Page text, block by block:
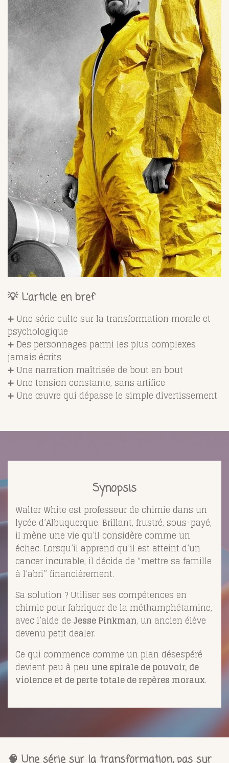
💡 L’article en bref
➕ Une série culte sur la transformation morale et
psychologique
➕ Des personnages parmi les plus complexes
jamais écrits
➕ Une narration maîtrisée de bout en bout
➕ Une tension constante, sans artifice
➕ Une œuvre qui dépasse le simple divertissement
Synopsis
Walter White est professeur de chimie dans un
lycée d’Albuquerque. Brillant, frustré, sous-payé,
il mène une vie qu’il considère comme un
échec. Lorsqu’il apprend qu’il est atteint d’un
cancer incurable, il décide de “mettre sa famille
à l’abri” financièrement.
Sa solution ? Utiliser ses compétences en
chimie pour fabriquer de la méthamphétamine,
avec l’aide de Jesse Pinkman, un ancien élève
devenu petit dealer.
Ce qui commence comme un plan désespéré
devient peu à peu une spirale de pouvoir, de
violence et de perte totale de repères moraux.
🧠 Une série sur la transformation, pas sur